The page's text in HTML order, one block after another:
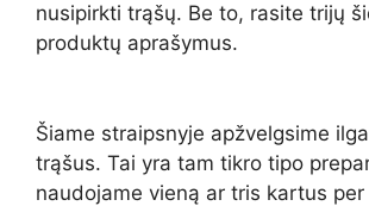
nusipirkti trąšų. Be to, rasite trijų
produktų aprašymus.
Šiame straipsnyje apžvelgsime
trąšus. Tai yra tam tikro tipo
naudojame vieną ar tris kartus per